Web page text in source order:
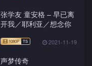
张学友 童安格 – 早已离
开我／耶利亚／想念你
2021-11-19
声梦传奇